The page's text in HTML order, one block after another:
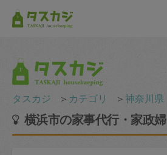
タスカジ ＞ カテゴリ ＞神奈川県
横浜市の家事代行・家政婦